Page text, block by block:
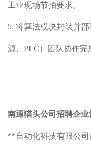
工业现场节拍要求。
5. 将算法模块封装并
源、PLC）团队协作完
南通猎头公司 招聘企业
**⾃动化科技有限公